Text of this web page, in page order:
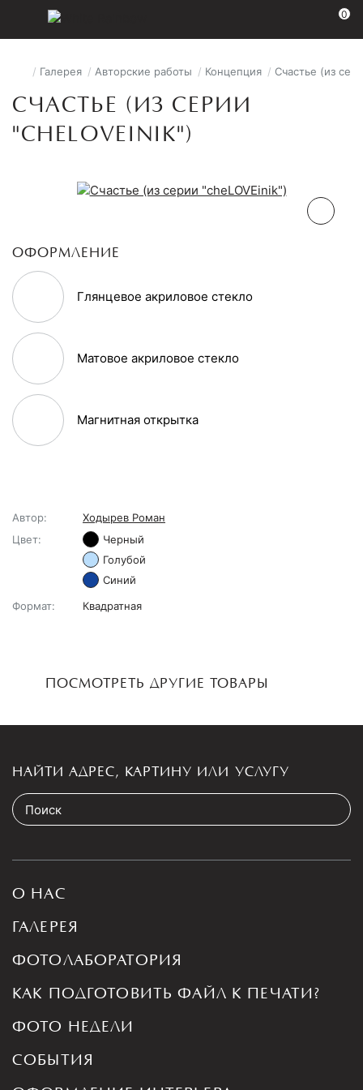
0
/ Галерея / Авторские работы / Концепция / Счастье (из
СЧАСТЬЕ (ИЗ СЕРИИ
"CHELOVEINIK")
ОФОРМЛЕНИЕ
Глянцевое акриловое стекло
Матовое акриловое стекло
Магнитная открытка
Автор:
Ходырев Роман
Цвет:
Черный
Голубой
Синий
Формат:
Квадратная
ПОСМОТРЕТЬ ДРУГИЕ ТОВАРЫ
НАЙТИ АДРЕС, КАРТИНУ ИЛИ УСЛУГУ
О НАС
ГАЛЕРЕЯ
ФОТОЛАБОРАТОРИЯ
КАК ПОДГОТОВИТЬ ФАЙЛ К ПЕЧАТИ?
ФОТО НЕДЕЛИ
СОБЫТИЯ